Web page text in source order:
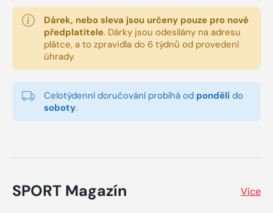
Dárek, nebo sleva jsou určeny pouze pro nové
předplatitele. Dárky jsou odesílány na adresu
plátce, a to zpravidla do 6 týdnů od provedení
úhrady.
Celotýdenní doručování probíhá od pondělí do
soboty.
SPORT Magazín Více